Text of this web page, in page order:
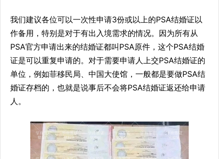
我们建议各位可以一次性申请3份或以上的PSA结婚证以
作备用，特别是对于有出入境需求的情况。因为所有从
PSA官方申请出来的结婚证都叫PSA原件，这个PSA结婚
证是可以重复申请的。对于需要申请人上交PSA结婚证的
单位，例如菲移民局、中国大使馆，一般都是要做PSA结
婚证存档的，也就是说事后不会将PSA结婚证返还给申请
人。